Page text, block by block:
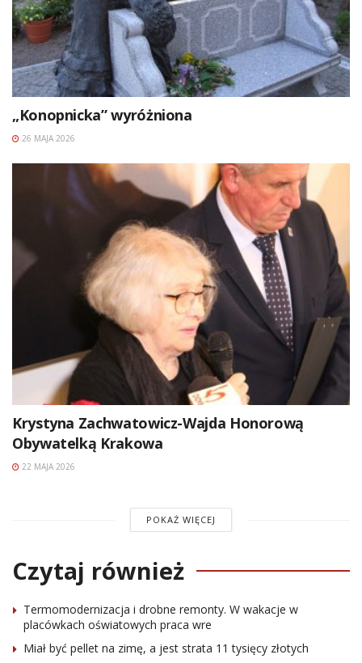
„Konopnicka” wyróżniona
26 MAJA 2026
Krystyna Zachwatowicz-Wajda Honorową
Obywatelką Krakowa
22 MAJA 2026
POKAŻ WIĘCEJ
Czytaj również
Termomodernizacja i drobne remonty. W wakacje w
placówkach oświatowych praca wre
Miał być pellet na zimę, a jest strata 11 tysięcy złotych